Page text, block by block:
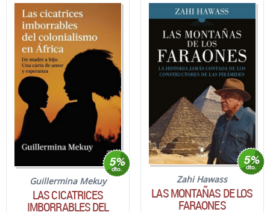
Guillermina Mekuy
LAS CICATRICES
IMBORRABLES DEL
Zahi Hawass
LAS MONTAÑAS DE LOS
FARAONES